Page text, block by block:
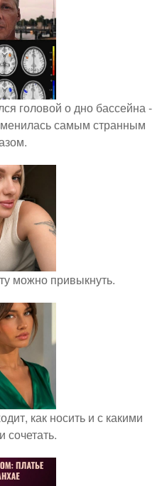
головой о дно бассейна -
самым странным
можно привыкнуть.
как носить и с какими
сочетать.